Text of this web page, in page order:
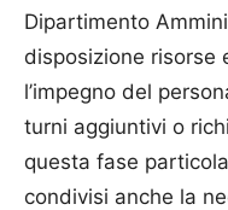
Dipartimento
disposizione risorse
l’impegno del
turni aggiuntivi o
questa fase
condivisi anche la